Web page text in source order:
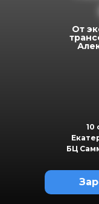
От
10
БЦ